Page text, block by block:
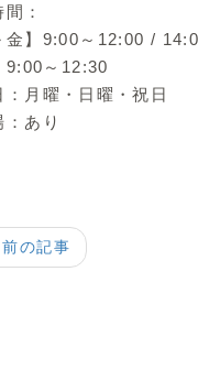
：
金】9:00～12:00 /
9:00～12:30
：月曜・日曜・祝日
：あり
の記事